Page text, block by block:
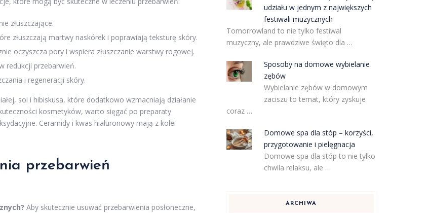
złuszczające.
złuszczają martwy naskórek i poprawiają teksturę skóry.
oczyszcza pory i wspiera złuszczanie warstwy rogowej.
redukcji przebarwień.
i regeneracji skóry.
soi i hibiskusa, które dodatkowo wzmacniają działanie
kosmetyków, warto sięgać po preparaty
Ceramidy i kwas hialuronowy mają z kolei
przebarwień
Aby skutecznie usuwać przebarwienia posłoneczne,
udziału w jednym z największych
festiwali muzycznych
Tomorrowland to nie tylko festiwal
muzyczny, ale prawdziwe święto dla …
Sposoby na domowe wybielanie
zębów
Wybielanie zębów w domowym
zaciszu to temat, który zyskuje
coraz …
Domowe spa dla stóp – korzyści,
przygotowanie i pielęgnacja
Domowe spa dla stóp to nie tylko
chwila relaksu, ale …
ARCHIWA